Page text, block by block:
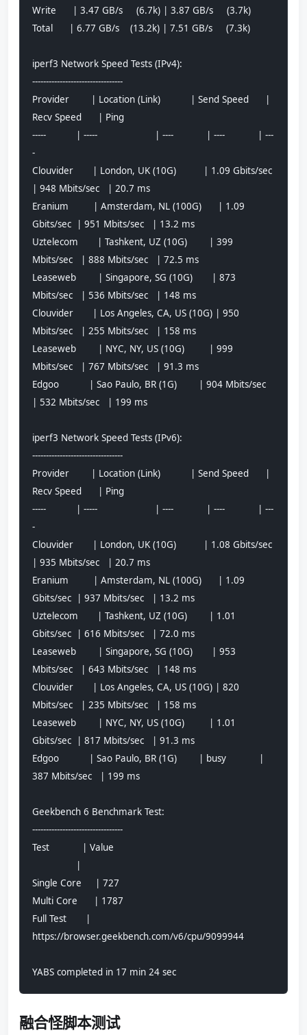
Write      | 3.47 GB/s     (6.7k) | 3.87 GB/s     (3.7k)
Total      | 6.77 GB/s    (13.2k) | 7.51 GB/s     (7.3k)
iperf3 Network Speed Tests (IPv4):
---------------------------------
Provider        | Location (Link)           | Send Speed      |
Recv Speed      | Ping
-----           | -----                     | ----            | ----            | ---
-
Clouvider       | London, UK (10G)          | 1.09 Gbits/sec
| 948 Mbits/sec   | 20.7 ms
Eranium         | Amsterdam, NL (100G)      | 1.09
Gbits/sec  | 951 Mbits/sec   | 13.2 ms
Uztelecom       | Tashkent, UZ (10G)        | 399
Mbits/sec   | 888 Mbits/sec   | 72.5 ms
Leaseweb        | Singapore, SG (10G)       | 873
Mbits/sec   | 536 Mbits/sec   | 148 ms
Clouvider       | Los Angeles, CA, US (10G) | 950
Mbits/sec   | 255 Mbits/sec   | 158 ms
Leaseweb        | NYC, NY, US (10G)         | 999
Mbits/sec   | 767 Mbits/sec   | 91.3 ms
Edgoo           | Sao Paulo, BR (1G)        | 904 Mbits/sec
| 532 Mbits/sec   | 199 ms
iperf3 Network Speed Tests (IPv6):
---------------------------------
Provider        | Location (Link)           | Send Speed      |
Recv Speed      | Ping
-----           | -----                     | ----            | ----            | ---
-
Clouvider       | London, UK (10G)          | 1.08 Gbits/sec
| 935 Mbits/sec   | 20.7 ms
Eranium         | Amsterdam, NL (100G)      | 1.09
Gbits/sec  | 937 Mbits/sec   | 13.2 ms
Uztelecom       | Tashkent, UZ (10G)        | 1.01
Gbits/sec  | 616 Mbits/sec   | 72.0 ms
Leaseweb        | Singapore, SG (10G)       | 953
Mbits/sec   | 643 Mbits/sec   | 148 ms
Clouvider       | Los Angeles, CA, US (10G) | 820
Mbits/sec   | 235 Mbits/sec   | 158 ms
Leaseweb        | NYC, NY, US (10G)         | 1.01
Gbits/sec  | 817 Mbits/sec   | 91.3 ms
Edgoo           | Sao Paulo, BR (1G)        | busy            |
387 Mbits/sec   | 199 ms
Geekbench 6 Benchmark Test:
---------------------------------
Test            | Value
                |
Single Core     | 727
Multi Core      | 1787
Full Test       |
https://browser.geekbench.com/v6/cpu/9099944
YABS completed in 17 min 24 sec
融合怪脚本测试